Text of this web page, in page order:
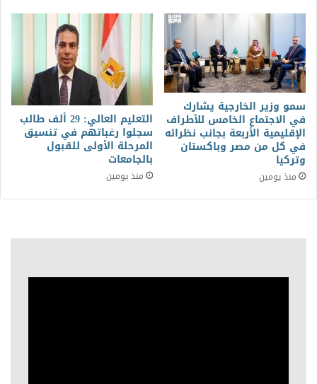
سمو وزير الخارجية يشارك
في الاجتماع الخامس للأطراف
الإقليمية الأربعة بجانب نظرائه
في كل من مصر وباكستان
وتركيا
منذ يومين
التعليم العالي: 29 ألف طالب
سجلوا رغباتهم في تنسيق
المرحلة الأولى للقبول
بالجامعات
منذ يومين